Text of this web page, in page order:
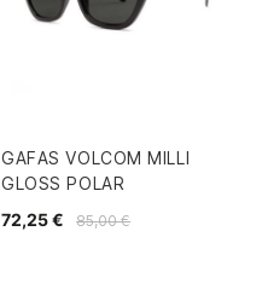
GAFAS VOLCOM MILLI
GLOSS POLAR
85,00 €
72,25 €